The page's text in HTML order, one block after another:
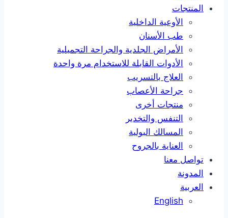
المنتجات
الأوعية الداخلية
طب الأسنان
الأمراض الجلدية والجراحة التجميلية
الأدوات القابلة للاستخدام مرة واحدة
العلاج بالتسريب
جراحة الأعصاب
منتجات أخرى
التنفس والتخدير
المسالك البولية
العناية بالجروح
تواصل معنا
المدونة
العربية
English